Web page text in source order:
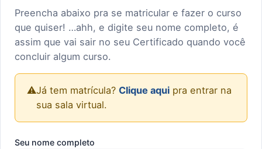
Preencha abaixo pra se matricular e fazer o curso
que quiser! …ahh, e digite seu nome completo, é
assim que vai sair no seu Certificado quando você
concluir algum curso.
⚠️Já tem matrícula? Clique aqui pra entrar na
sua sala virtual.
Seu nome completo